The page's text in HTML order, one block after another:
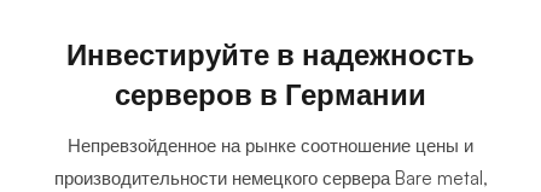
Инвестируйте в надежность
серверов в Германии
Непревзойденное на рынке соотношение цены и
производительности немецкого сервера Bare metal,